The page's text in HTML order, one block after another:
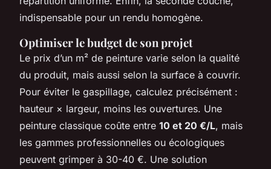
indispensable pour un rendu homogène.
Optimiser le budget de son projet
Le prix d’un m² de peinture varie selon la qualité
du produit, mais aussi selon la surface à couvrir.
Pour éviter le gaspillage, calculez précisément :
hauteur × largeur, moins les ouvertures. Une
peinture classique coûte entre 10 et 20 €/L, mais
les gammes professionnelles ou écologiques
peuvent grimper à 30-40 €. Une solution